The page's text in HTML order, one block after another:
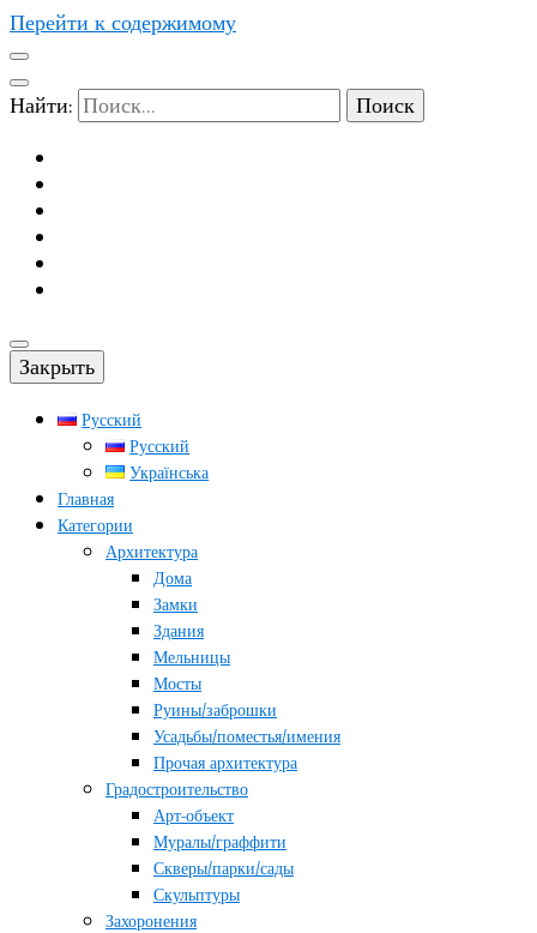
Перейти к содержимому
Найти:
Закрыть
Русский
Русский
Українська
Главная
Категории
Архитектура
Дома
Замки
Здания
Мельницы
Мосты
Руины/заброшки
Усадьбы/поместья/имения
Прочая архитектура
Градостроительство
Арт-объект
Муралы/граффити
Скверы/парки/сады
Скульптуры
Захоронения